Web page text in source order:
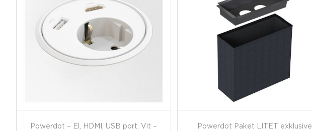
Powerdot – El, HDMI, USB port, Vit –
Powerdot Paket LITET exklusive